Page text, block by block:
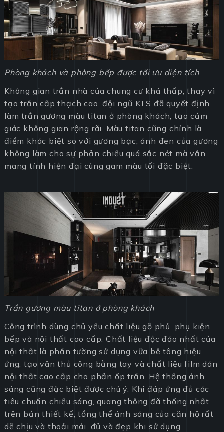
Phòng khách và phòng bếp được tối ưu diện tích
Không gian trần nhà của chung cư khá thấp, thay vì
tạo trần cấp thạch cao, đội ngũ KTS đã quyết định
làm trần gương màu titan ở phòng khách, tạo cảm
giác không gian rộng rãi. Màu titan cũng chính là
điểm khác biệt so với gương bạc, ánh đen của gương
không làm cho sự phản chiếu quá sắc nét mà vẫn
mang tính hiện đại cùng gam màu tối đặc biệt.
Trần gương màu titan ở phòng khách
Công trình dùng chủ yếu chất liệu gỗ phủ, phụ kiện
bếp và nội thất cao cấp. Chất liệu độc đáo nhất của
nội thất là phần tường sử dụng vữa bê tông hiệu
ứng, tạo vân thủ công bằng tay và chất liệu film dán
nội thất cao cấp cho phần ốp trần. Hệ thống ánh
sáng cũng đặc biệt được chú ý. Khi đáp ứng đủ các
tiêu chuẩn chiếu sáng, quang thông đã thống nhất
trên bản thiết kế, tổng thể ánh sáng của căn hộ rất
dễ chịu và thoải mái, đủ và đẹp khi sử dụng.